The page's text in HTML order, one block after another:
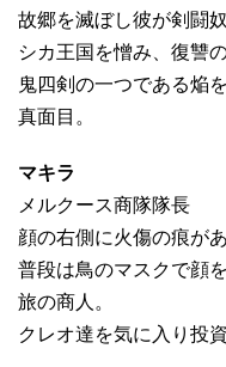
故郷を滅ぼし彼が剣闘
シカ王国を憎み、復讐
鬼四剣の一つである焔
真面目。
マキラ
メルクース商隊隊長
顔の右側に火傷の痕があ
普段は鳥のマスクで顔
旅の商人。
クレオ達を気に入り投